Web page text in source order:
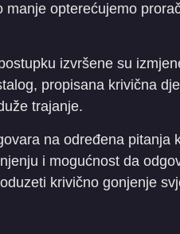
opterećujemo
izvršene su
propisana krivična
trajanje.
na određena pitanja
i mogućnost da
krivično gonjenje